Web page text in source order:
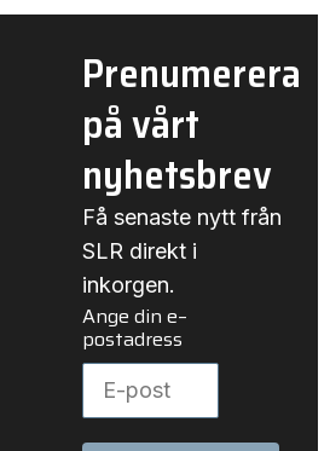
Prenumerera
på vårt
nyhetsbrev
Få senaste nytt från
SLR direkt i
inkorgen.
Ange din e–
postadress